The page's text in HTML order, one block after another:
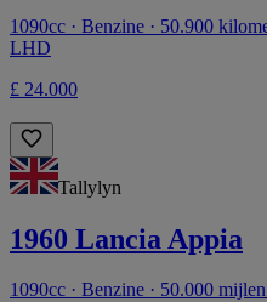
1090cc · Benzine · 50.900
LHD
£ 24.000
Tallylyn
1960 Lancia Appia
1090cc · Benzine · 50.000